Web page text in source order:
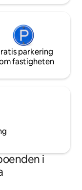
parkering
fastigheten
i